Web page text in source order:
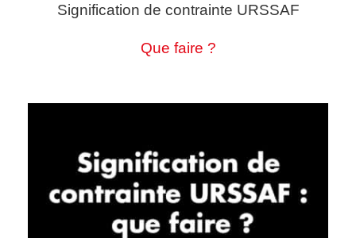
Signification de contrainte URSSAF
Que faire ?